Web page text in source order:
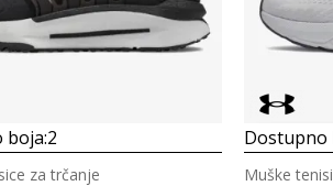
boja:2
za trčanje
Dostupno
Muške